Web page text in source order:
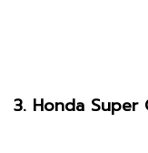
3. Honda Super